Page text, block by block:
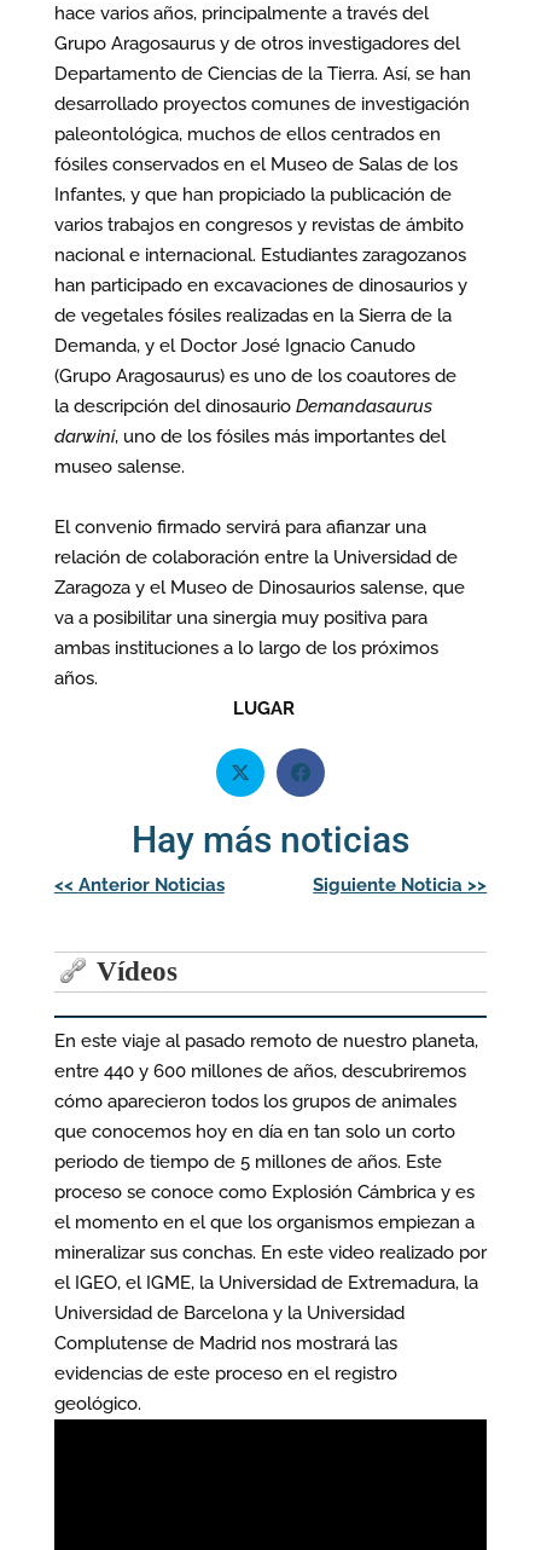
hace varios años, principalmente a través del
Grupo Aragosaurus y de otros investigadores del
Departamento de Ciencias de la Tierra. Así, se han
desarrollado proyectos comunes de investigación
paleontológica, muchos de ellos centrados en
fósiles conservados en el Museo de Salas de los
Infantes, y que han propiciado la publicación de
varios trabajos en congresos y revistas de ámbito
nacional e internacional. Estudiantes zaragozanos
han participado en excavaciones de dinosaurios y
de vegetales fósiles realizadas en la Sierra de la
Demanda, y el Doctor José Ignacio Canudo
(Grupo Aragosaurus) es uno de los coautores de
la descripción del dinosaurio Demandasaurus
darwini, uno de los fósiles más importantes del
museo salense.
El convenio firmado servirá para afianzar una
relación de colaboración entre la Universidad de
Zaragoza y el Museo de Dinosaurios salense, que
va a posibilitar una sinergia muy positiva para
ambas instituciones a lo largo de los próximos
años.
LUGAR
Hay más noticias
Navegación
de
<< Anterior Noticias Siguiente Noticia >>
Vídeos
En este viaje al pasado remoto de nuestro planeta,
entre 440 y 600 millones de años, descubriremos
cómo aparecieron todos los grupos de animales
que conocemos hoy en día en tan solo un corto
periodo de tiempo de 5 millones de años. Este
proceso se conoce como Explosión Cámbrica y es
el momento en el que los organismos empiezan a
mineralizar sus conchas. En este video realizado por
el IGEO, el IGME, la Universidad de Extremadura, la
Universidad de Barcelona y la Universidad
Complutense de Madrid nos mostrará las
evidencias de este proceso en el registro
geológico.